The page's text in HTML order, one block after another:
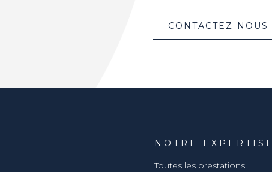
CONTACTEZ-NOUS
NOTRE EXPERTISE
Toutes les prestations